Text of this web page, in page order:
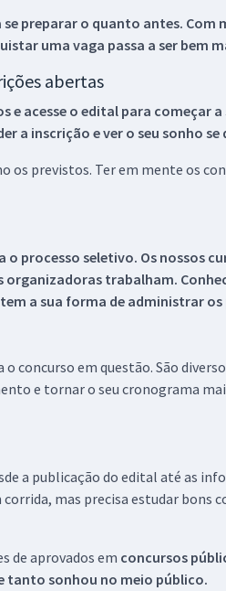
preparar o quanto antes.
uma vaga passa a ser bem
abertas
e acesse o edital para começar
a inscrição e ver o seu sonho
previstos. Ter em mente os
o processo seletivo. Os nossos
trabalham.
a sua forma de administrar os
concurso em questão. São
e tornar o seu cronograma
a publicação do edital até as
mas precisa estudar bons
de aprovados em concursos
tanto sonhou no meio público.